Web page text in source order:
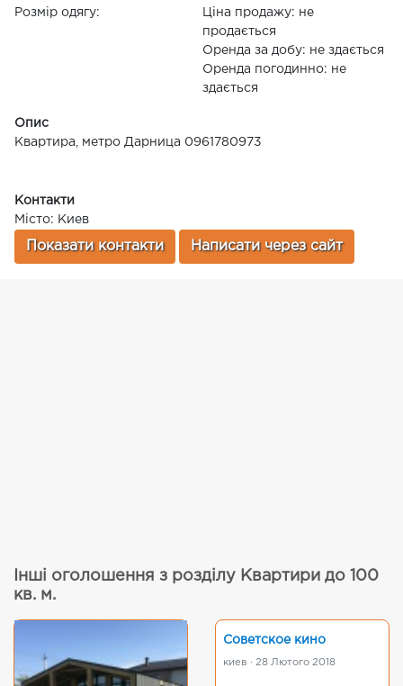
Розмір одягу:
Ціна продажу: не
продається
Оренда за добу: не здається
Оренда погодинно: не
здається
Опис
Квартира, метро Дарница 0961780973
Контакти
Місто: Киев
Показати контакти Написати через сайт
Інші оголошення з розділу Квартири до 100
кв. м.
Советское кино
киев · 28 Лютого 2018